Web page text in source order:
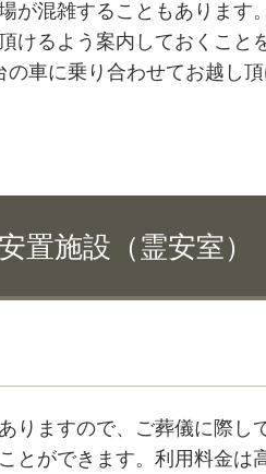
が混雑することもあります
けるよう案内しておくこと
車に乗り合わせてお越し
置施設（霊安室）
りますので、ご葬儀に際し
とができます。利用料金は